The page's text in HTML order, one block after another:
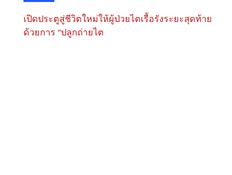
เปิดประตูสู่ชีวิตใหม่ให้ผู้ป่วยไตเรื้อรังระยะสุดท้าย
ด้วยการ “ปลูกถ่ายไต